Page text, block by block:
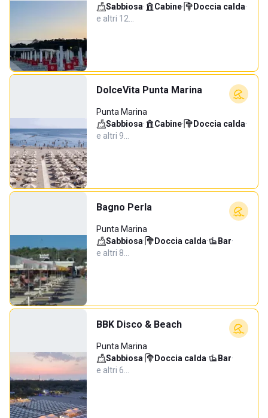
Sabbiosa· Cabine· Doccia calda·
e altri 12…
DolceVita Punta Marina
Punta Marina
Sabbiosa· Cabine· Doccia calda·
e altri 9…
Bagno Perla
Punta Marina
Sabbiosa· Doccia calda· Bar·
e altri 8…
BBK Disco & Beach
Punta Marina
Sabbiosa· Doccia calda· Bar·
e altri 6…